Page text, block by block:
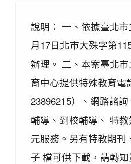
說明： 一、依據臺北
月17日北市大殊字第
辦理。 二、本案臺北
育中心提供特殊教育電
23896215）、網路諮
輔導、到校輔導、 特
元服務。另有特教期刊
子 檔可供下載，請轉